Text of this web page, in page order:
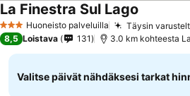
3 Tähtiluokitus
Huoneisto palveluilla Täysin
La Finestra Sul Lago
8,5 Loistava 131 3.0 km kohteesta
Valitse päivät nähdäksesi tarkat